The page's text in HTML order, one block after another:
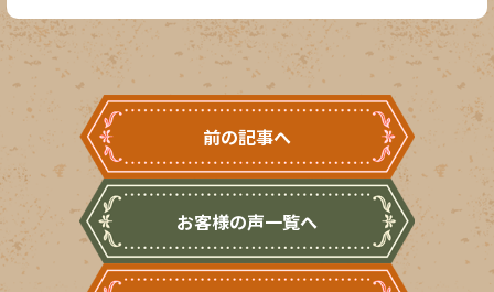
前の記事へ
お客様の声一覧へ